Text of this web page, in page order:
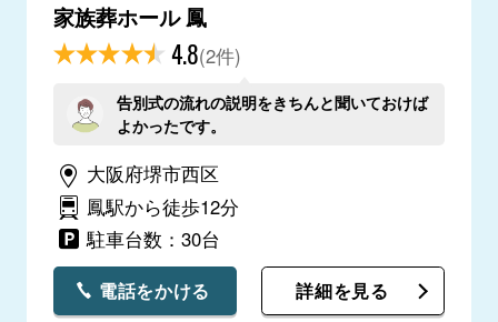
家族葬ホール 鳳
4.8(2件)
告別式の流れの説明をきちんと聞いておけば
よかったです。
大阪府堺市西区
鳳駅から徒歩12分
駐車台数：30台
電話をかける 詳細を見る